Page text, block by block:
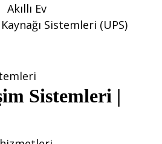
Akıllı Ev
Sistemleri (UPS)
Sistemleri |